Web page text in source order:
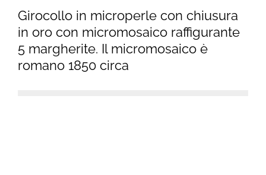
Girocollo in microperle con chiusura
in oro con micromosaico raffigurante
5 margherite. Il micromosaico è
romano 1850 circa